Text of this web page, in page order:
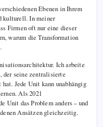
Ebenen in Ihrem
kulturell. In meiner
Firmen oft nur eine dieser
warum die Transformation
Ich arbeite
der seine zentralisierte
Jede Unit kann unabhängig
Als 2021
Unit das Problem anders – und
Ansätzen gleichzeitig.